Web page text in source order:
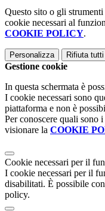
Questo sito o gli
cookie necessari al
COOKIE POLICY.
Personalizza Rifiuta tutti
Gestione cookie
In questa schermata è
I cookie necessari sono
piattaforma e non è
Per conoscere quali sono
visionare la COOKIE
Cookie necessari per il
I cookie necessari per il
disabilitati. È possibile
policy.